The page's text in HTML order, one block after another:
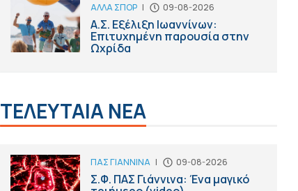
ΑΛΛΑ ΣΠΟΡ | 09-08-2026
Α.Σ. Εξέλιξη Ιωαννίνων:
Επιτυχημένη παρουσία στην
Ωχρίδα
ΤΕΛΕΥΤΑΙΑ ΝΕΑ
ΠΑΣ ΓΙΑΝΝΙΝΑ | 09-08-2026
Σ.Φ. ΠΑΣ Γιάννινα: Ένα μαγικό